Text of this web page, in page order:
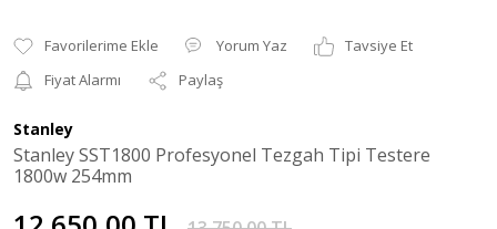
Yorum Yaz
Tavsiye Et
Fiyat Alarmı
Paylaş
Stanley
Stanley SST1800 Profesyonel Tezgah Tipi Testere
1800w 254mm